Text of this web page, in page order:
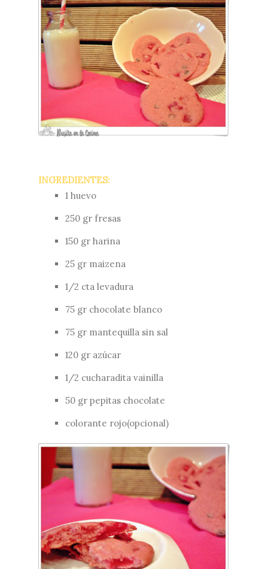
INGREDIENTES:
1 huevo
250 gr fresas
150 gr harina
25 gr maizena
1/2 cta levadura
75 gr chocolate blanco
75 gr mantequilla sin sal
120 gr azúcar
1/2 cucharadita vainilla
50 gr pepitas chocolate
colorante rojo(opcional)